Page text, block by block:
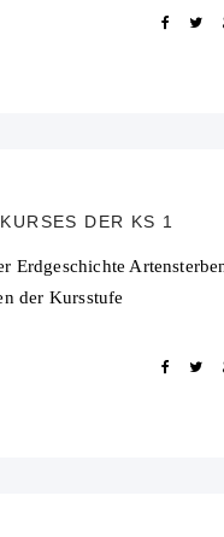
DER KS 1
Erdgeschichte
der Kursstufe